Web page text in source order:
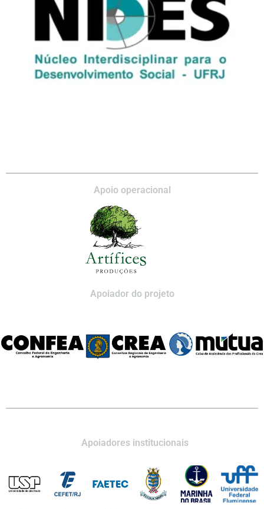
Apoio operacional
Apoiador do projeto
Apoiadores institucionais